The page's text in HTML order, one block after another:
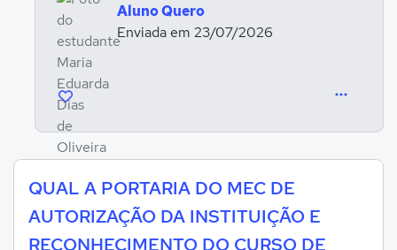
Aluno Quero
Enviada em 23/07/2026
QUAL A PORTARIA DO MEC DE
AUTORIZAÇÃO DA INSTITUIÇÃO E
RECONHECIMENTO DO CURSO DE